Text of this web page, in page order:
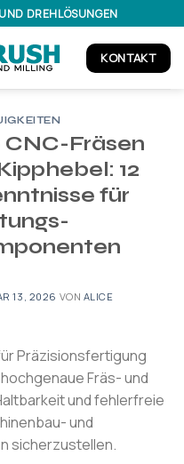
DREHLÖSUNGEN
KONTAKT
Fräsen
12
für
13, 2026 VON ALICE
Präzisionsfertigung
Fräs- und
und fehlerfreie
und
sicherzustellen.